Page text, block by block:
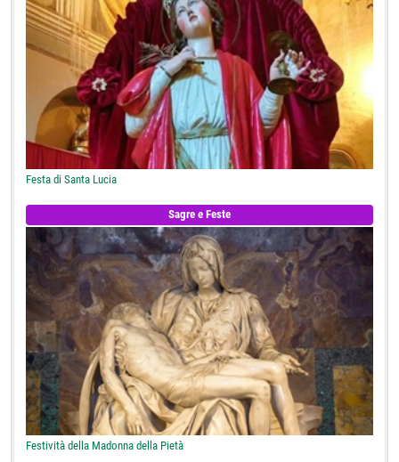
Festa di Santa Lucia
Sagre e Feste
Festività della Madonna della Pietà